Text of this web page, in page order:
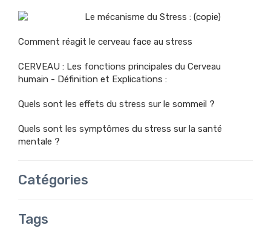
Le mécanisme du Stress : (copie)
Comment réagit le cerveau face au stress
CERVEAU : Les fonctions principales du Cerveau
humain - Définition et Explications :
Quels sont les effets du stress sur le sommeil ?
Quels sont les symptômes du stress sur la santé
mentale ?
Catégories
Tags